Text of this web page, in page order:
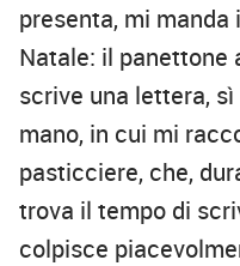
presenta, mi manda
Natale: il panettone
scrive una lettera,
mano, in cui mi
pasticciere, che,
trova il tempo di
colpisce